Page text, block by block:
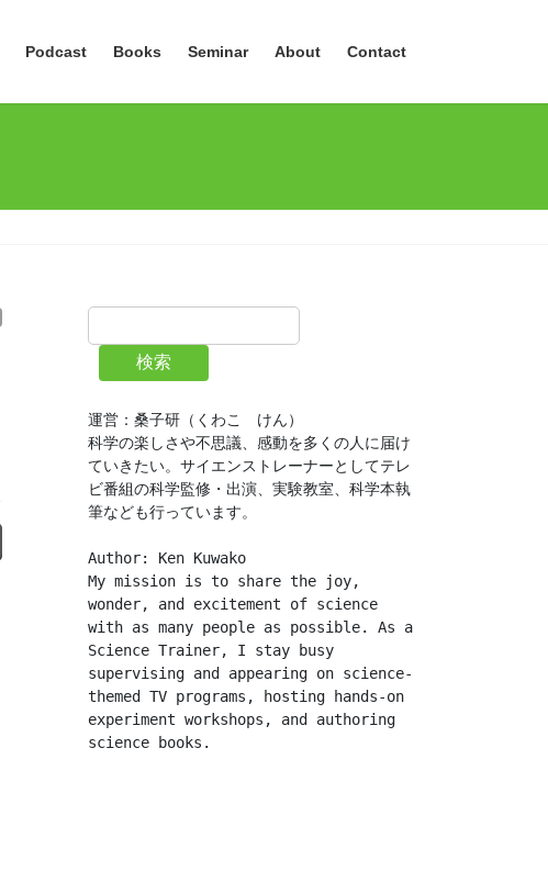
Podcast Books Seminar About Contact
検索
運営：桑子研（くわこ　けん）
科学の楽しさや不思議、感動を多くの人に届け
ていきたい。サイエンストレーナーとしてテレ
ビ番組の科学監修・出演、実験教室、科学本執
筆なども行っています。
Author: Ken Kuwako
My mission is to share the joy,
wonder, and excitement of science
with as many people as possible. As a
Science Trainer, I stay busy
supervising and appearing on science-
themed TV programs, hosting hands-on
experiment workshops, and authoring
science books.